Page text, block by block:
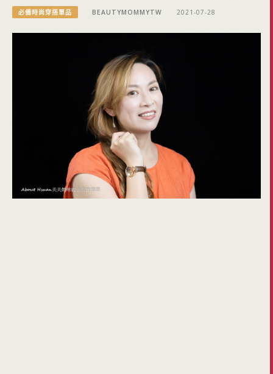
必備時尚穿搭單品 BEAUTYMOMMYTW 2021-07-28